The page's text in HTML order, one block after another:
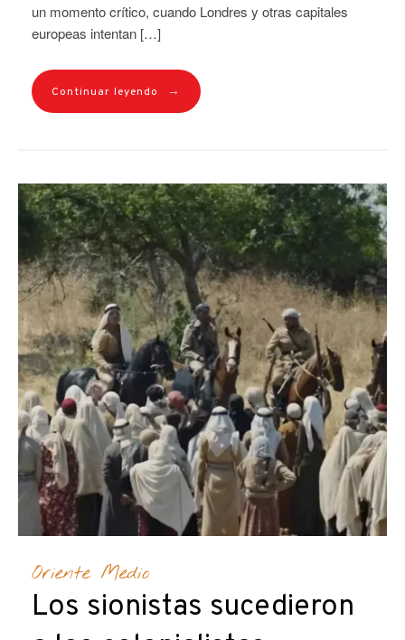
un momento crítico, cuando Londres y otras capitales
europeas intentan […]
Continuar leyendo →
Oriente Medio
Los sionistas sucedieron